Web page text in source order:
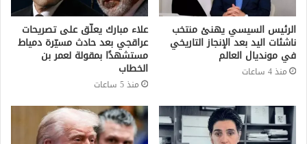
الرئيس السيسي يهنئ منتخب
ناشئات اليد بعد الإنجاز التاريخي
في مونديال العالم
منذ 4 ساعات
علاء مبارك يعلّق على تصريحات
عراقجي بعد حادث مسيّرة دمياط
مستشهدًا بمقولة لعمر بن
الخطاب
منذ 5 ساعات